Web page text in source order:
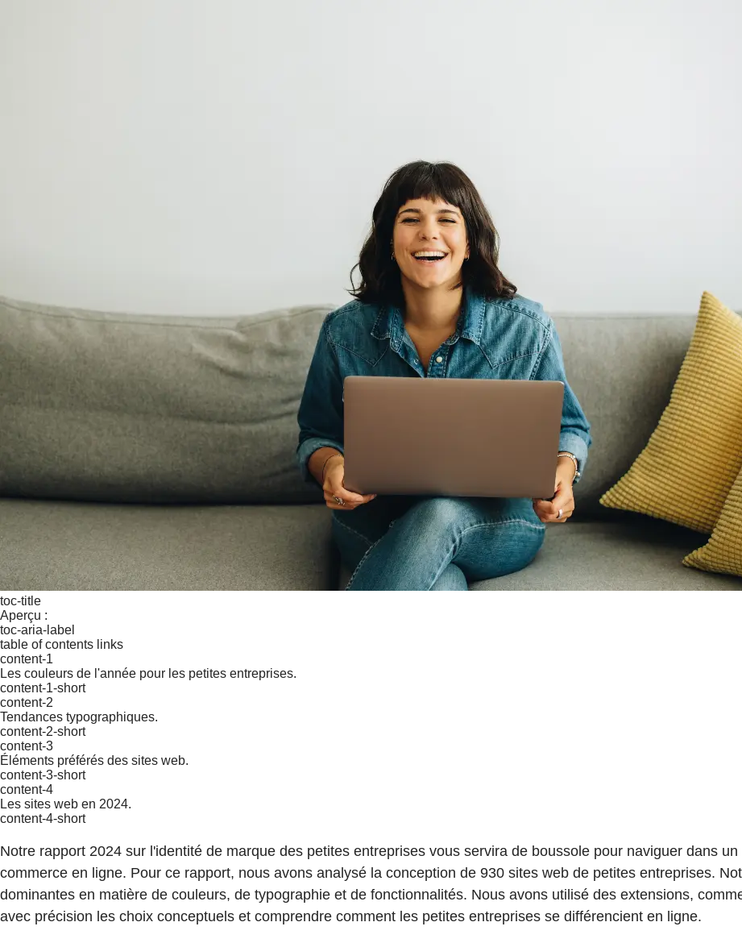
toc-title
Aperçu :
toc-aria-label
table of contents links
content-1
Les couleurs de l'année pour les petites entreprises.
content-1-short
content-2
Tendances typographiques.
content-2-short
content-3
Éléments préférés des sites web.
content-3-short
content-4
Les sites web en 2024.
content-4-short
Notre rapport 2024 sur l'identité de marque des petites entreprises vous servira de boussole pour naviguer dans
commerce en ligne. Pour ce rapport, nous avons analysé la conception de 930 sites web de petites entreprises.
dominantes en matière de couleurs, de typographie et de fonctionnalités. Nous avons utilisé des extensions,
avec précision les choix conceptuels et comprendre comment les petites entreprises se différencient en ligne.